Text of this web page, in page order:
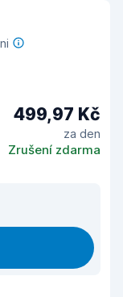
499,97 Kč
za den
Zrušení zdarma